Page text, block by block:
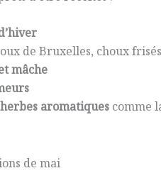
de Bruxelles, choux
mâche
aromatiques comme
de mai